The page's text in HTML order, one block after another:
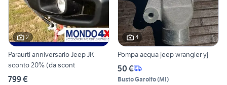
2
Paraurti anniversario Jeep JK
sconto 20% (da scont
799 €
4
Pompa acqua jeep wrangler yj
50 €
Busto Garolfo(MI)